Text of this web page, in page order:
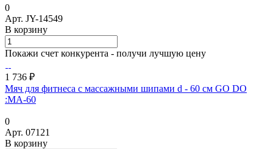
0
Арт. JY-14549
В корзину
Покажи счет конкурента - получи лучшую цену
1 736 ₽
Мяч для фитнеса с массажными шипами d - 60 см GO DO
:МА-60
0
Арт. 07121
В корзину